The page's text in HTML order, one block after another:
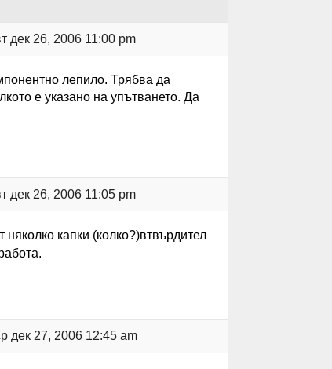
дек 26, 2006 11:00 pm
лепило. Трябва да
е указано на упътването. Да
дек 26, 2006 11:05 pm
капки (колко?)втвърдител
дек 27, 2006 12:45 am